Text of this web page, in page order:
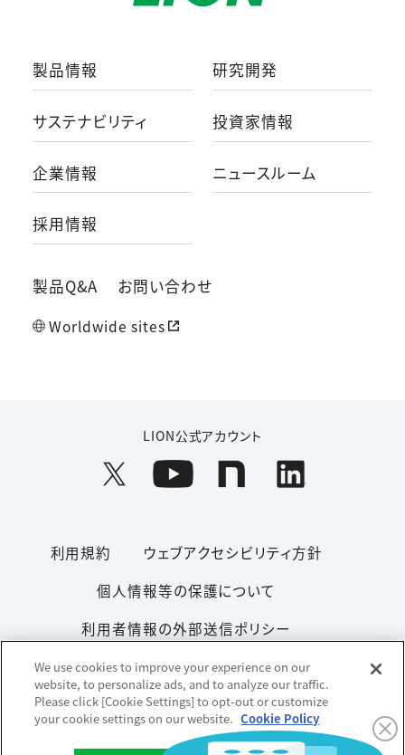
製品情報 研究開発
サステナビリティ 投資家情報
企業情報 ニュースルーム
採用情報
製品Q&A お問い合わせ
Worldwide sites
LION公式アカウント
利用規約
ウェブアクセシビリティ方針
個人情報等の保護について
利用者情報の外部送信ポリシー
ソーシャルメディアポリシー
サイトマップ
Copyright© 1996-2026 Lion Corporation. All rights reserved.
We use cookies to improve your experience on our
website, to personalize ads, and to analyze our traffic.
Please click [Cookie Settings] to opt-out or customize
your cookie settings on our website. Cookie Policy